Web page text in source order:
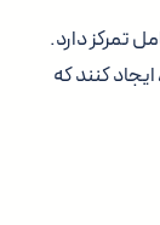
تمرکز دارد.
کنند که